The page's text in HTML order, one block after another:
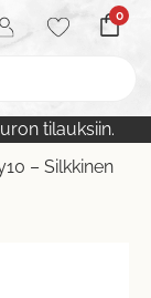
0
tilauksiin.
– Silkkinen